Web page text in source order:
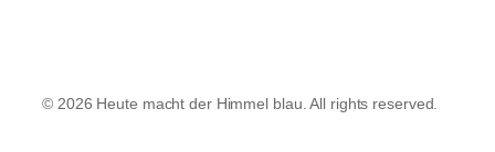
© 2026 Heute macht der Himmel blau. All rights reserved.